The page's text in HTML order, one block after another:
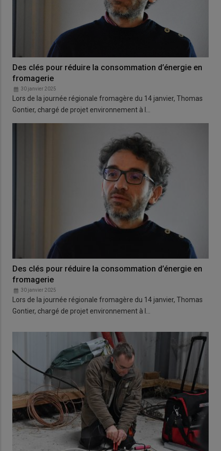
Des clés pour réduire la consommation d’énergie en
fromagerie
30 janvier 2025
Lors de la journée régionale fromagère du 14 janvier, Thomas
Gontier, chargé de projet environnement à l…
Des clés pour réduire la consommation d’énergie en
fromagerie
30 janvier 2025
Lors de la journée régionale fromagère du 14 janvier, Thomas
Gontier, chargé de projet environnement à l…